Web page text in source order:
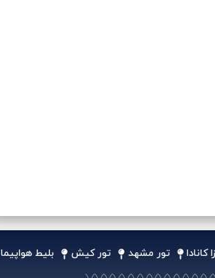
کانادا تور مشهد تور کیش بلیط هواپیما